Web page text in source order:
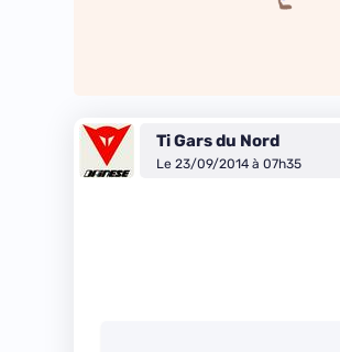
Ti Gars du Nord
Le 23/09/2014 à 07h35